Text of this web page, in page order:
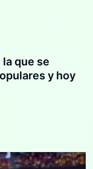
que se
y hoy